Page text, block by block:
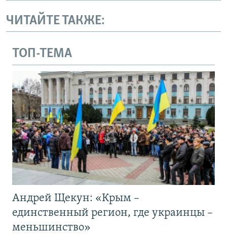
ЧИТАЙТЕ ТАКЖЕ:
ТОП-ТЕМА
Андрей Щекун: «Крым –
единственный регион, где украинцы –
меньшинство»